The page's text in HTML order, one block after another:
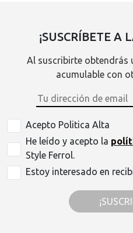
¡SUSCRÍBETE A
Al suscribirte obtendrás
acumulable con
Acepto Politica Alta
He leído y acepto la
Style Ferrol.
Estoy interesado en